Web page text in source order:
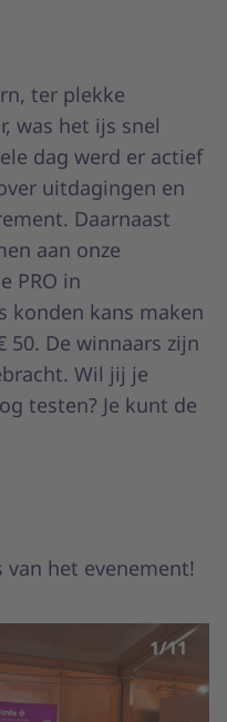
ter plekke
was het ijs snel
dag werd er actief
uitdagingen en
Daarnaast
aan onze
PRO in
konden kans maken
50. De winnaars zijn
Wil jij je
testen? Je kunt de
van het evenement!
1/11